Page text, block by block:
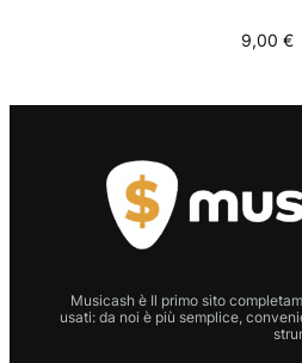
9,00 €
Musicash è Il primo sito
usati: da noi è più semplice,